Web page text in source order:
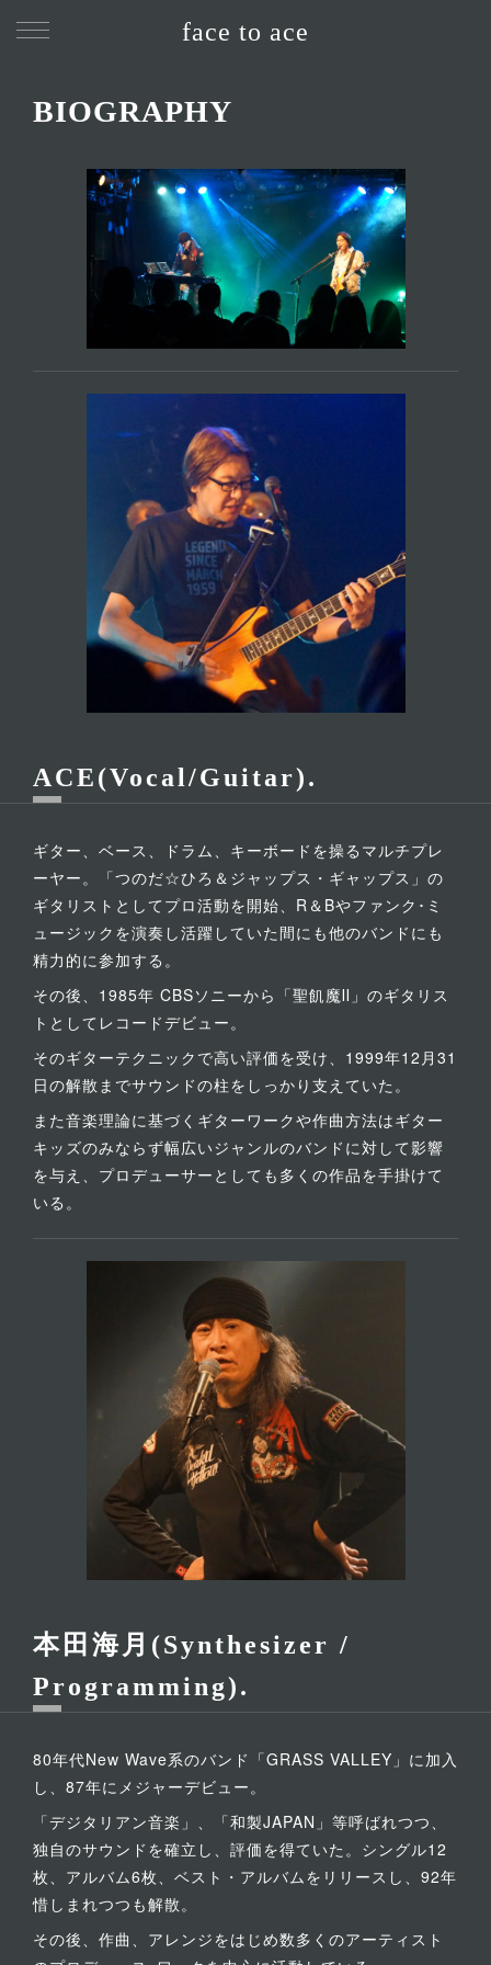
face to ace
BIOGRAPHY
ACE(Vocal/Guitar)
ギター、ベース、ドラム、キーボードを操るマルチプレ
ーヤー。「つのだ☆ひろ＆ジャップス・ギャップス」の
ギタリストとしてプロ活動を開始、R＆Bやファンク･ミ
ュージックを演奏し活躍していた間にも他のバンドにも
精力的に参加する。
その後、1985年 CBSソニーから「聖飢魔Ⅱ」のギタリス
トとしてレコードデビュー。
そのギターテクニックで高い評価を受け、1999年12月31
日の解散までサウンドの柱をしっかり支えていた。
また音楽理論に基づくギターワークや作曲方法はギター
キッズのみならず幅広いジャンルのバンドに対して影響
を与え、プロデューサーとしても多くの作品を手掛けて
いる。
本田海月(Synthesizer /
Programming)
80年代New Wave系のバンド「GRASS VALLEY」に加入
し、87年にメジャーデビュー。
「デジタリアン音楽」、「和製JAPAN」等呼ばれつつ、
独自のサウンドを確立し、評価を得ていた。シングル12
枚、アルバム6枚、ベスト・アルバムをリリースし、92年
惜しまれつつも解散。
その後、作曲、アレンジをはじめ数多くのアーティスト